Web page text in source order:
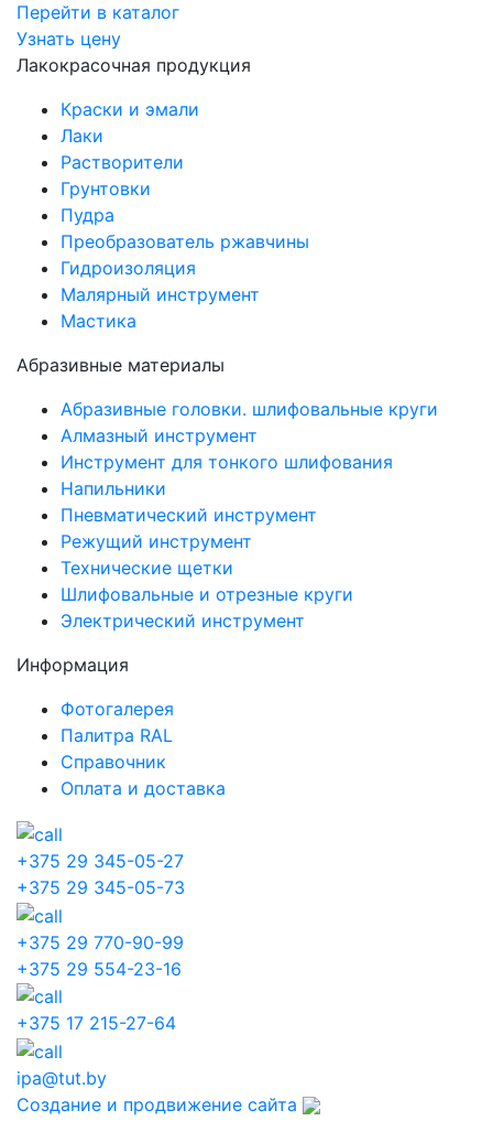
Перейти в каталог
Узнать цену
Лакокрасочная продукция
Краски и эмали
Лаки
Растворители
Грунтовки
Пудра
Преобразователь ржавчины
Гидроизоляция
Малярный инструмент
Мастика
Абразивные материалы
Абразивные головки. шлифовальные круги
Алмазный инструмент
Инструмент для тонкого шлифования
Напильники
Пневматический инструмент
Режущий инструмент
Технические щетки
Шлифовальные и отрезные круги
Электрический инструмент
Информация
Фотогалерея
Палитра RAL
Справочник
Оплата и доставка
+375 29 345-05-27
+375 29 345-05-73
+375 29 770-90-99
+375 29 554-23-16
+375 17 215-27-64
ipa@tut.by
Создание и продвижение сайта